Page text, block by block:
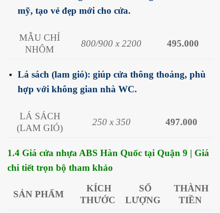
mỹ, tạo vẻ đẹp mới cho cửa.
MẪU CHỈ
NHÔM
800/900 x 2200 495.000
Lá sách (lam gió): giúp cửa thông thoáng, phù
hợp với không gian nhà WC.
LÁ SÁCH
(LAM GIÓ)
250 x 350 497.000
1.4 Giá cửa nhựa ABS Hàn Quốc tại Quận 9 | Giá
chi tiết trọn bộ tham khảo
SẢN PHẨM
KÍCH
THƯỚC
SỐ
LƯỢNG
THÀNH
TIỀN